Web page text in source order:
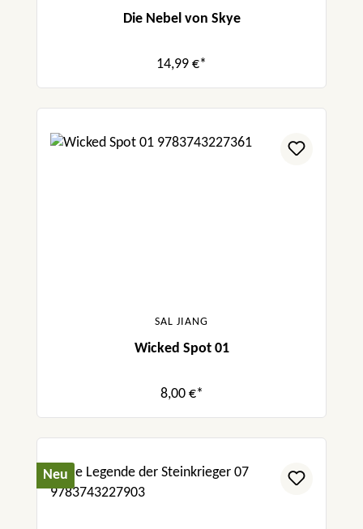
Die Nebel von Skye
14,99 €*
SAL JIANG
Wicked Spot 01
8,00 €*
Neu